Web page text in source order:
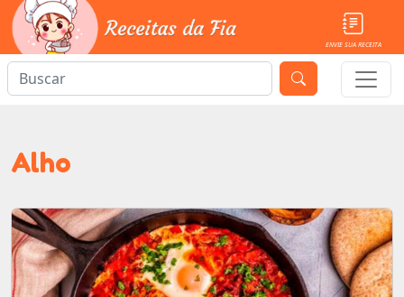
ENVIE SUA RECEITA
Alho